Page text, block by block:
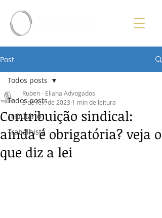
Post
Todos posts
Tributário
Trabalhista
Todos posts
Contribuição sindical:
ainda é obrigatória? veja o
que diz a lei
Ruben - Eliana Advogados
3 de fev. de 2023 1 min de leitura